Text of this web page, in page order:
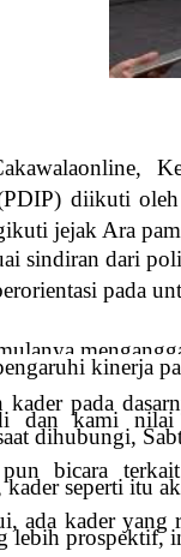
diikuti
jejak Ara
sindiran dari
pada
kinerja
kader pada
dan kami nilai
dihubungi,
pun bicara
seperti itu
ada kader yang
lebih prospektif,